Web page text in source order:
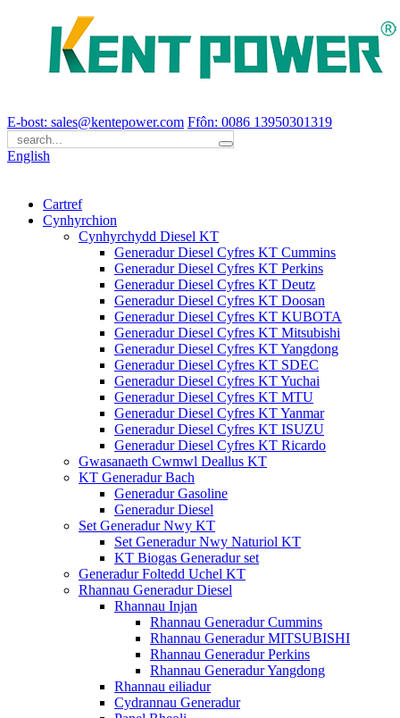
E-bost: sales@kentepower.com Ffôn: 0086 13950301319
English
Cartref
Cynhyrchion
Cynhyrchydd Diesel KT
Generadur Diesel Cyfres KT Cummins
Generadur Diesel Cyfres KT Perkins
Generadur Diesel Cyfres KT Deutz
Generadur Diesel Cyfres KT Doosan
Generadur Diesel Cyfres KT KUBOTA
Generadur Diesel Cyfres KT Mitsubishi
Generadur Diesel Cyfres KT Yangdong
Generadur Diesel Cyfres KT SDEC
Generadur Diesel Cyfres KT Yuchai
Generadur Diesel Cyfres KT MTU
Generadur Diesel Cyfres KT Yanmar
Generadur Diesel Cyfres KT ISUZU
Generadur Diesel Cyfres KT Ricardo
Gwasanaeth Cwmwl Deallus KT
KT Generadur Bach
Generadur Gasoline
Generadur Diesel
Set Generadur Nwy KT
Set Generadur Nwy Naturiol KT
KT Biogas Generadur set
Generadur Foltedd Uchel KT
Rhannau Generadur Diesel
Rhannau Injan
Rhannau Generadur Cummins
Rhannau Generadur MITSUBISHI
Rhannau Generadur Perkins
Rhannau Generadur Yangdong
Rhannau eiliadur
Cydrannau Generadur